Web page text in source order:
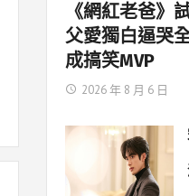
《網紅老爸》
父愛獨白逼哭
成搞笑MVP
2026 年 8 月 6 日